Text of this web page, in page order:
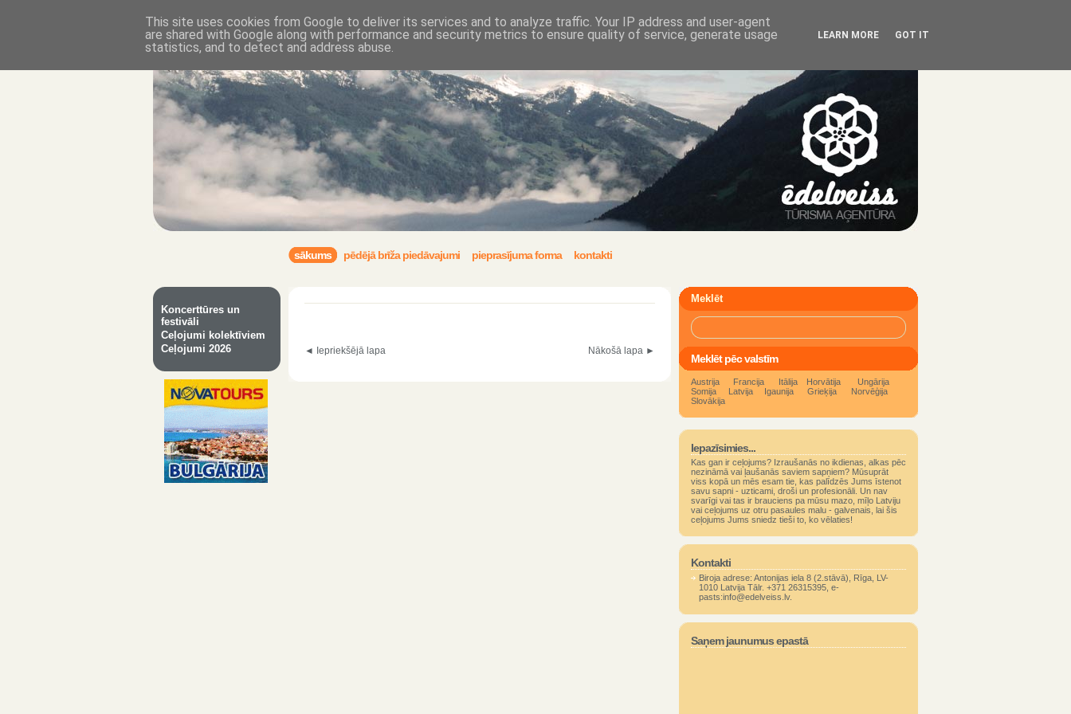
sākums pēdējā brīža piedāvajumi pieprasījuma forma kontakti
Nākošā lapa ►
◄ Iepriekšējā lapa
Koncerttūres un
festivāli
Ceļojumi kolektīviem
Ceļojumi 2026
Meklēt
Meklēt pēc valstīm
Austrija Francija Itālija Horvātija
Ungārija
Somija
Latvija Igaunija Grieķija
Norvēģija
Slovākija
Iepazīsimies...
Kas gan ir ceļojums? Izraušanās no ikdienas, alkas pēc
nezināmā vai ļaušanās saviem sapņiem? Mūsuprāt
viss kopā un mēs esam tie, kas palīdzēs Jums īstenot
savu sapni - uzticami, droši un profesionāli. Un nav
svarīgi vai tas ir brauciens pa mūsu mazo, mīļo Latviju
vai ceļojums uz otru pasaules malu - galvenais, lai šis
ceļojums Jums sniedz tieši to, ko vēlaties!
Kontakti
Biroja adrese: Antonijas iela 8 (2.stāvā), Rīga, LV-
1010 Latvija Tālr. +371 26315395, e-
pasts:info@edelveiss.lv.
Saņem jaunumus epastā
This site uses cookies from Google to deliver its services and to analyze traffic. Your IP address and user-agent
are shared with Google along with performance and security metrics to ensure quality of service, generate usage
statistics, and to detect and address abuse.
LEARN MORE GOT IT